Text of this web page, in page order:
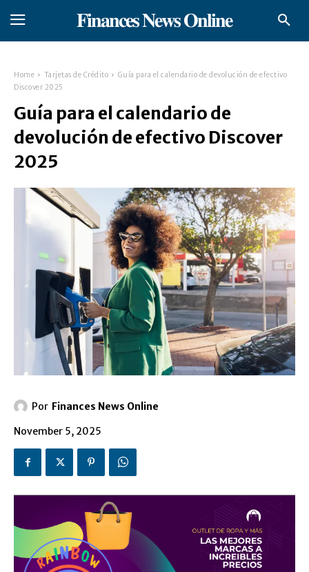
𝐅𝐢𝐧𝐚𝐧𝐜𝐞𝐬 𝐍𝐞𝐰𝐬 𝐎𝐧𝐥𝐢𝐧𝐞
Home Tarjetas de Crédito
Guía para el calendario de devolución de efectivo
Discover 2025
Guía para el calendario de
devolución de efectivo Discover
2025
Por Finances News Online
November 5, 2025